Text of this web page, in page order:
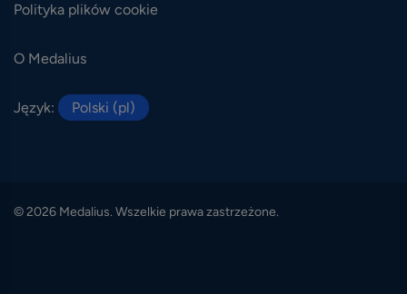
Polityka plików cookie
O Medalius
Język: Polski (pl)
© 2026 Medalius. Wszelkie prawa zastrzeżone.